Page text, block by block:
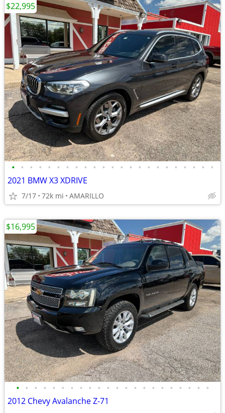
• • • • • • • • • • • • • • • • • • • • • • •
2021 BMW X3 XDRIVE
7/17 72k mi AMARILLO
$22,995
• • • • • • • • • • • • • • • • • • • • • •
2012 Chevy Avalanche Z-71
$16,995